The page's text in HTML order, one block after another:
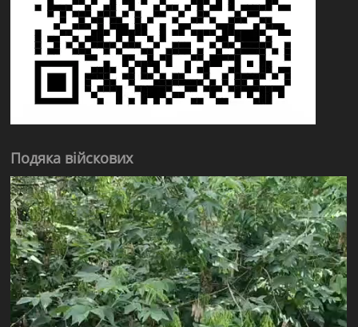
Подяка війскових